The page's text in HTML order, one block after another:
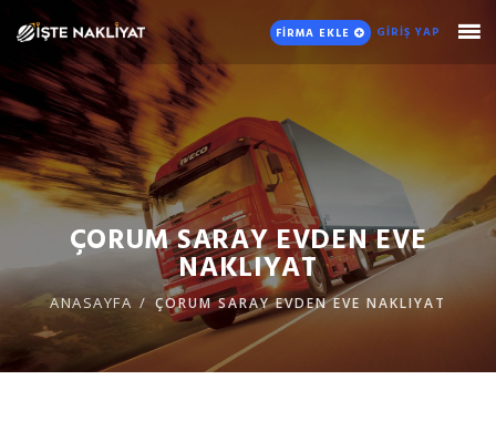
FİRMA EKLE GİRİŞ YAP
ÇORUM SARAY EVDEN EVE
NAKLIYAT
ANASAYFA ÇORUM SARAY EVDEN EVE NAKLIYAT